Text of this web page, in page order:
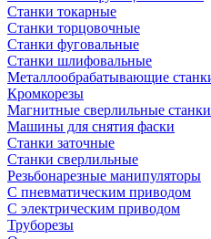
Станки токарные
Станки торцовочные
Станки фуговальные
Станки шлифовальные
Металлообрабатывающие
Кромкорезы
Магнитные сверлильные станки
Машины для снятия фаски
Станки заточные
Станки сверлильные
Резьбонарезные манипуляторы
С пневматическим приводом
С электрическим приводом
Труборезы